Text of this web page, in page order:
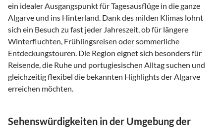
ein idealer Ausgangspunkt für Tagesausflüge in die ganze
Algarve und ins Hinterland. Dank des milden Klimas lohnt
sich ein Besuch zu fast jeder Jahreszeit, ob für längere
Winterfluchten, Frühlingsreisen oder sommerliche
Entdeckungstouren. Die Region eignet sich besonders für
Reisende, die Ruhe und portugiesischen Alltag suchen und
gleichzeitig flexibel die bekannten Highlights der Algarve
erreichen möchten.
Sehenswürdigkeiten in der Umgebung der